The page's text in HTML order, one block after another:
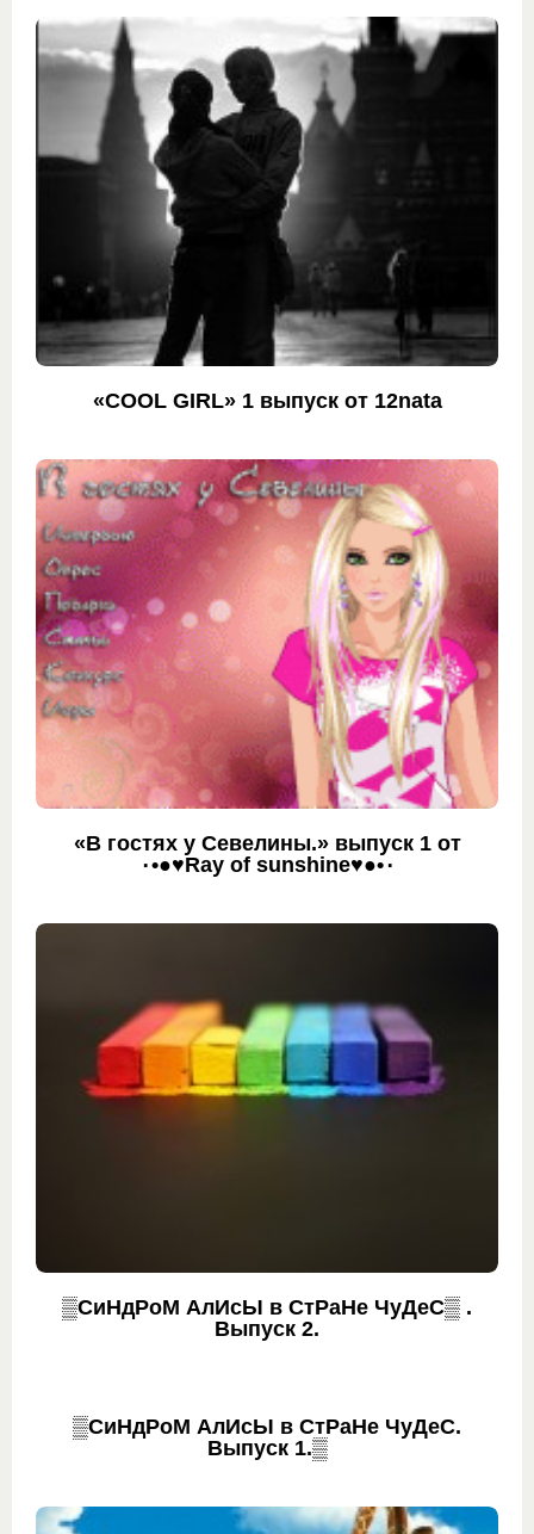
«COOL GIRL» 1 выпуск от 12nata
«В гостях у Севелины.» выпуск 1 от
٠•●♥Ray of sunshine♥●•٠
▒СиНдРоМ АлИсЫ в СтРаНе ЧуДеС▒ .
Выпуск 2.
▒СиНдРоМ АлИсЫ в СтРаНе ЧуДеС.
Выпуск 1.▒